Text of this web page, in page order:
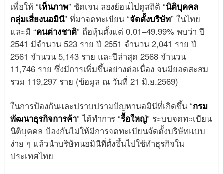
เพื่อให้ “เห็นภาพ” ชัดเจน ลองย้อนไปดูสถิติ “นิติบุคคล
กลุ่มเสี่ยงนอมินี” ที่มาจดทะเบียน “จัดตั้งบริษัท” ในไทย
และมี “คนต่างชาติ” ถือหุ้นตั้งแต่ 0.01–49.99% พบว่า ปี
2541 มีจำนวน 523 ราย ปี 2551 จำนวน 2,041 ราย ปี
2561 จำนวน 5,143 ราย และปีล่าสุด 2568 จำนวน
11,746 ราย ซึ่งมีการเพิ่มขึ้นอย่างต่อเนื่อง จนมียอดสะสม
รวม 119,297 ราย (ข้อมูล ณ วันที่ 21 มิ.ย.2569)
ในการป้องกันและปราบปรามปัญหานอมินีที่เกิดขึ้น “กรม
พัฒนาธุรกิจการค้า” ได้ทำการ “รื้อใหญ่” ระบบจดทะเบียน
นิติบุคคล ป้องกันไม่ให้มีการจดทะเบียนจัดตั้งบริษัทแบบ
ง่าย ๆ แล้วนำบริษัทนอมินีที่ตั้งขึ้นไปใช้ทำธุรกิจใน
ประเทศไทย